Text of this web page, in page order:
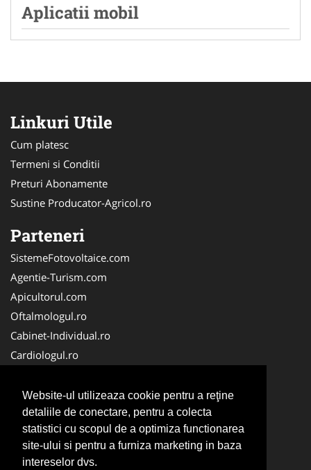
Website-ul utilizeaza cookie pentru a reţine
detaliile de conectare, pentru a colecta
statistici cu scopul de a optimiza functionarea
site-ului si pentru a furniza marketing in baza
intereselor dvs.
Aplicatii mobil
Linkuri Utile
Cum platesc
Termeni si Conditii
Preturi Abonamente
Sustine Producator-Agricol.ro
Parteneri
SistemeFotovoltaice.com
Agentie-Turism.com
Apicultorul.com
Oftalmologul.ro
Cabinet-Individual.ro
Cardiologul.ro
CramaVinuri.ro
Centru-Copiere.ro
CentruInchirieri.ro
Medic-Bun.com